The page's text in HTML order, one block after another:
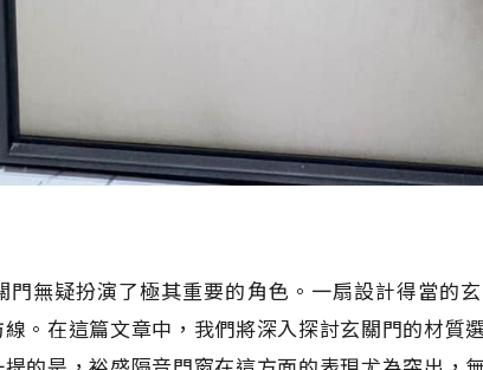
門無疑扮演了極其重要的角色。一扇設計得當的
。在這篇文章中，我們將深入探討玄關門的材質